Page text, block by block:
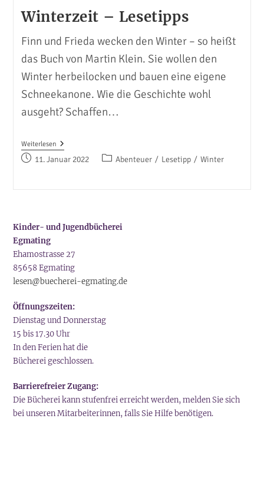
Winterzeit – Lesetipps
Finn und Frieda wecken den Winter – so heißt
das Buch von Martin Klein. Sie wollen den
Winter herbeilocken und bauen eine eigene
Schneekanone. Wie die Geschichte wohl
ausgeht? Schaffen…
WeiterlesenWinterzeit
–
Lesetipps
Beitrag11. Januar 2022
Beitrags-
Abenteuer / Lesetipp / Winter
Kinder- und Jugendbücherei
Egmating
Ehamostrasse 27
85658 Egmating
lesen@buecherei-egmating.de
Öffnungszeiten:
Dienstag und Donnerstag
15 bis 17.30 Uhr
In den Ferien hat die
Bücherei geschlossen.
Barrierefreier Zugang:
Die Bücherei kann stufenfrei erreicht werden, melden Sie sich
bei unseren Mitarbeiterinnen, falls Sie Hilfe benötigen.